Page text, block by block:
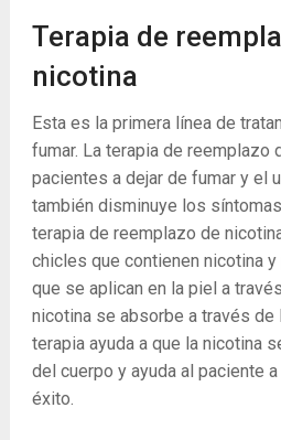
Terapia de
nicotina
Esta es la primera línea de
fumar. La terapia de reemplazo
pacientes a dejar de fumar y el
también disminuye los
terapia de reemplazo de
chicles que contienen nicotina
que se aplican en la piel a
nicotina se absorbe a través de
terapia ayuda a que la nicotina
del cuerpo y ayuda al paciente
éxito.